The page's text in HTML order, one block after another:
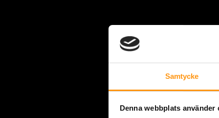
Samtycke
Denna webbplats använder